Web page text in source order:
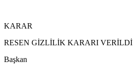
KARAR
RESEN GİZLİLİK KARARI VERİLDİ
Başkan